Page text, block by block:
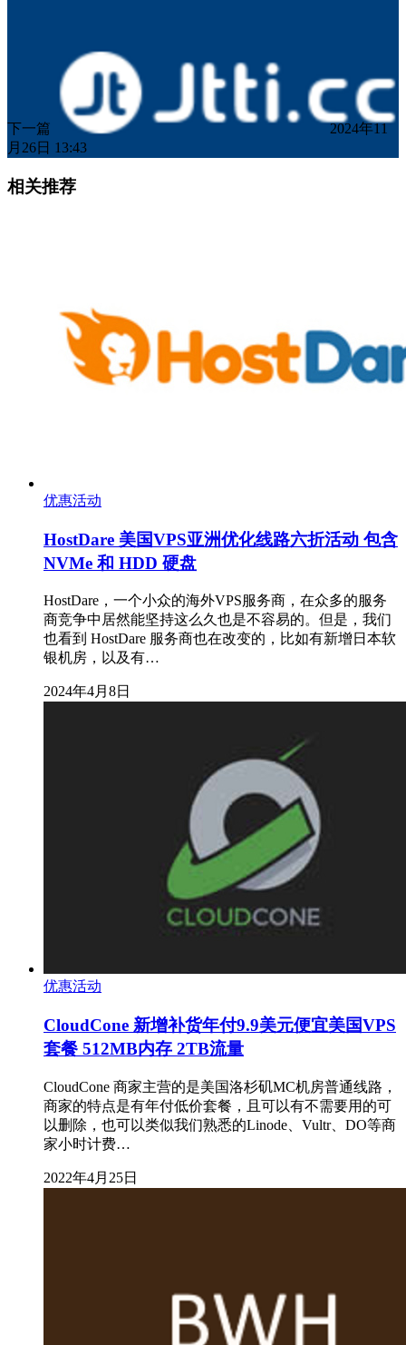
下一篇
2024年11
月26日 13:43
相关推荐
优惠活动
HostDare 美国VPS亚洲优化线路六折活动 包含
NVMe 和 HDD 硬盘
HostDare，一个小众的海外VPS服务商，在众多的服务
商竞争中居然能坚持这么久也是不容易的。但是，我们
也看到 HostDare 服务商也在改变的，比如有新增日本软
银机房，以及有…
2024年4月8日
优惠活动
CloudCone 新增补货年付9.9美元便宜美国VPS
套餐 512MB内存 2TB流量
CloudCone 商家主营的是美国洛杉矶MC机房普通线路，
商家的特点是有年付低价套餐，且可以有不需要用的可
以删除，也可以类似我们熟悉的Linode、Vultr、DO等商
家小时计费…
2022年4月25日